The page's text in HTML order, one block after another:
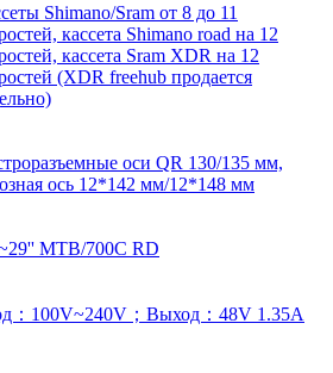
Shimano/Sram от 8 до 11
кассета Shimano road на 12
кассета Sram XDR на 12
(XDR freehub продается
оси QR 130/135 мм,
ось 12*142 мм/12*148 мм
MTB/700C RD
：100V~240V；Выход：48V 1.35A